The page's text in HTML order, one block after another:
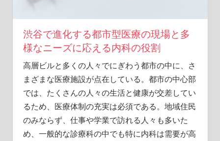
渋谷で進化する都市型医療の現場と多
様なニーズに応える内科の役割
高層ビルと多くの人々でにぎわう都市の中に、さ
まざまな医療施設が点在している。 都市の中心部
では、たくさんの人々の生活と健康が交差してい
るため、医療体制の充実は必須である。地域住民
のみならず、仕事や学業で訪れる人々も多いた
め、一般的な診療科の中でも特に内科は需要が高